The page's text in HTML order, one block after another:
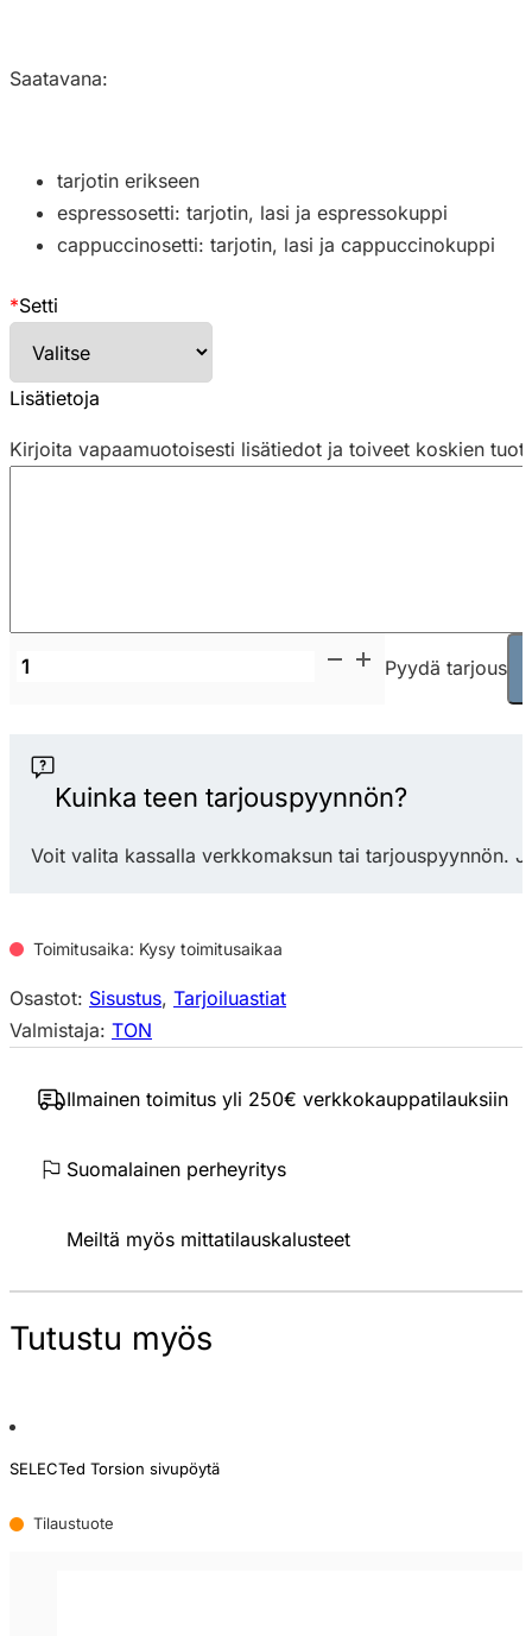
Saatavana:
tarjotin erikseen
espressosetti: tarjotin, lasi ja espressokuppi
cappuccinosetti: tarjotin, lasi ja cappuccinokuppi
*Setti
Lisätietoja
Kirjoita vapaamuotoisesti lisätiedot ja toiveet koskien
TON
määrä
Pyydä tarjous
Kuinka teen tarjouspyynnön?
Voit valita kassalla verkkomaksun tai tarjouspyynnön.
Toimitusaika: Kysy toimitusaikaa
Osastot: Sisustus, Tarjoiluastiat
Valmistaja: TON
Ilmainen toimitus yli 250€ verkkokauppatilauksiin
Suomalainen perheyritys
Meiltä myös mittatilauskalusteet
Tutustu myös
SELECTed Torsion sivupöytä
Tilaustuote